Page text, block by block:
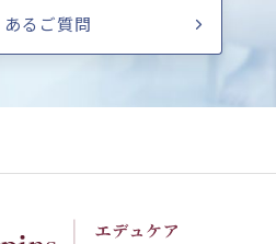
あるご質問